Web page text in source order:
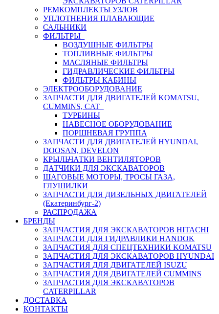
РЕМКОМПЛЕКТЫ УЗЛОВ
УПЛОТНЕНИЯ ПЛАВАЮЩИЕ
САЛЬНИКИ
ФИЛЬТРЫ
ВОЗДУШНЫЕ ФИЛЬТРЫ
ТОПЛИВНЫЕ ФИЛЬТРЫ
МАСЛЯНЫЕ ФИЛЬТРЫ
ГИДРАВЛИЧЕСКИЕ ФИЛЬТРЫ
ФИЛЬТРЫ КАБИНЫ
ЭЛЕКТРООБОРУДОВАНИЕ
ЗАПЧАСТИ ДЛЯ ДВИГАТЕЛЕЙ KOMATSU,
CUMMINS, CAT
ТУРБИНЫ
НАВЕСНОЕ ОБОРУДОВАНИЕ
ПОРШНЕВАЯ ГРУППА
ЗАПЧАСТИ ДЛЯ ДВИГАТЕЛЕЙ HYUNDAI,
DOOSAN, DEVELON
КРЫЛЬЧАТКИ ВЕНТИЛЯТОРОВ
ДАТЧИКИ ДЛЯ ЭКСКАВАТОРОВ
ШАГОВЫЕ МОТОРЫ, ТРОСЫ ГАЗА,
ГЛУШИЛКИ
ЗАПЧАСТИ ДЛЯ ДИЗЕЛЬНЫХ ДВИГАТЕЛЕЙ
(Екатеринбург-2)
РАСПРОДАЖА
БРЕНДЫ
ЗАПЧАСТИЯ ДЛЯ ЭКСКАВАТОРОВ HITACHI
ЗАПЧАСТИ ДЛЯ ГИДРАВЛИКИ HANDOK
ЗАПЧАСТИЯ ДЛЯ СПЕЦТЕХНИКИ KOMATSU
ЗАПЧАСТИЯ ДЛЯ ЭКСКАВАТОРОВ HYUNDAI
ЗАПЧАСТИЯ ДЛЯ ДВИГАТЕЛЕЙ ISUZU
ЗАПЧАСТИЯ ДЛЯ ДВИГАТЕЛЕЙ CUMMINS
ЗАПЧАСТИЯ ДЛЯ ЭКСКАВАТОРОВ
CATERPILLAR
ДОСТАВКА
КОНТАКТЫ